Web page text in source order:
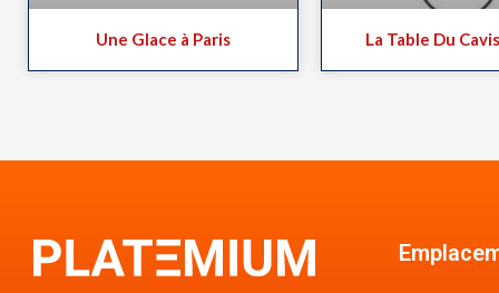
Une Glace à Paris La Table Du